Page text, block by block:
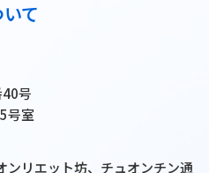
て
号
号室
ンリエット坊、チュオンチン通